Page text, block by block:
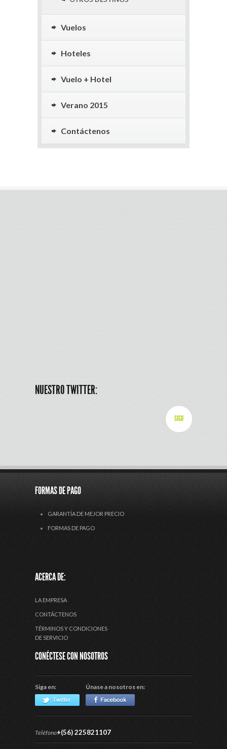
Vuelos
Hoteles
Vuelo + Hotel
Verano 2015
Contáctenos
NUESTRO TWITTER:
SIGU
FORMAS DE PAGO
GARANTÍA DE MEJOR PRECIO
FORMAS DE PAGO
ACERCA DE:
LA EMPRESA
CONTÁCTENOS
TÉRMINOS Y CONDICIONES
DE SERVICIO
CONÉCTESE CON NOSOTROS
Siga en: Únase a nosotros en:
Teléfono:+(56) 225821107